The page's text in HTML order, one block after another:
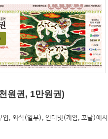
원권, 1만원권)
입, 외식(일부), 인터넷(게임, 포탈)에